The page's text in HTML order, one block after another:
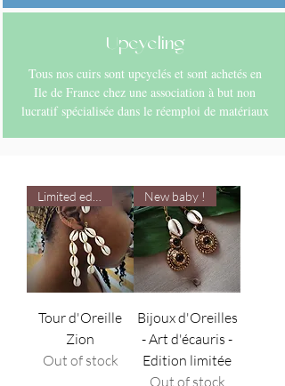
Upcycling
Tous nos cuirs sont upcyclés et sont achetés en
Ile de France chez une association à but non
lucratif spécialisée dans le réemploi de matériaux
Tour d'Oreille
Zion
Out of stock
New baby !
Bijoux d'Oreilles
- Art d'écauris -
Edition limitée
Out of stock